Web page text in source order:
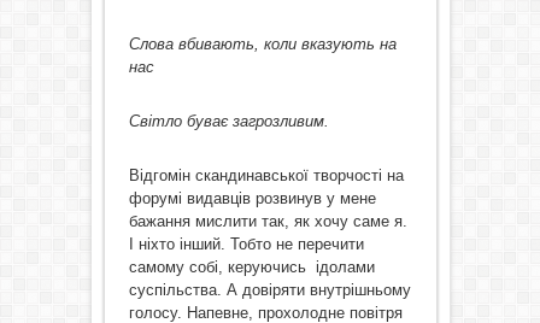
Слова вбивають, коли вказують на
нас
Світло буває загрозливим.
Відгомін скандинавської творчості на
форумі видавців розвинув у мене
бажання мислити так, як хочу саме я.
І ніхто інший. Тобто не перечити
самому собі, керуючись ідолами
суспільства. А довіряти внутрішньому
голосу. Напевне, прохолодне повітря